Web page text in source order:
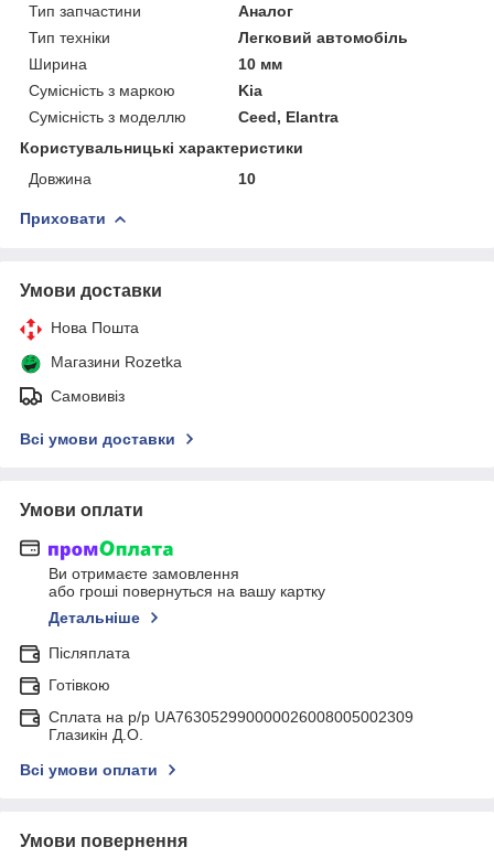
Тип запчастини
Аналог
Тип техніки
Легковий автомобіль
Ширина
10 мм
Сумісність з маркою
Kia
Сумісність з моделлю
Ceed, Elantra
Користувальницькі характеристики
Довжина
10
Приховати
Умови доставки
Нова Пошта
Магазини Rozetka
Самовивіз
Всі умови доставки
Умови оплати
Ви отримаєте замовлення
або гроші повернуться на вашу картку
Детальніше
Післяплата
Готівкою
Сплата на р/р UA763052990000026008005002309
Глазикін Д.О.
Всі умови оплати
Умови повернення